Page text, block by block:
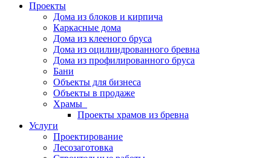
Проекты
Дома из блоков и кирпича
Каркасные дома
Дома из клееного бруса
Дома из оцилиндрованного бревна
Дома из профилированного бруса
Бани
Объекты для бизнеса
Объекты в продаже
Храмы
Проекты храмов из бревна
Услуги
Проектирование
Лесозаготовка